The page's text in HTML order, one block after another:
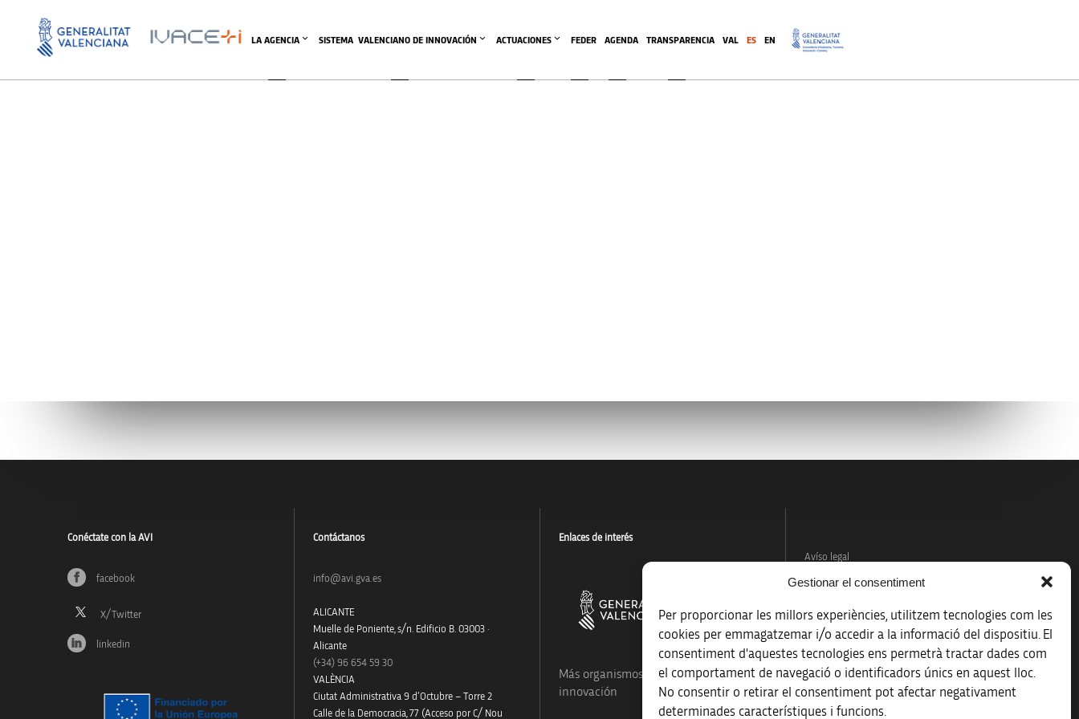
Gestionar el consentiment
Per proporcionar les millors experiències, utilitzem tecnologies com les
cookies per emmagatzemar i/o accedir a la informació del dispositiu. El
consentiment d'aquestes tecnologies ens permetrà tractar dades com
el comportament de navegació o identificadors únics en aquest lloc.
No consentir o retirar el consentiment pot afectar negativament
determinades característiques i funcions.
LA AGENCIA SISTEMA  VALENCIANO DE INNOVACIÓN ACTUACIONES FEDER AGENDA TRANSPARENCIA .
VAL ES EN
Conéctate con la AVI
facebook
linkedin
Contáctanos
info@avi.gva.es
ALICANTE
Muelle de Poniente, s/n. Edificio B. 03003 ·
Alicante
(+34) 96 654 59 30
VALÈNCIA
Ciutat Administrativa 9 d’Octubre – Torre 2
Calle de la Democracia, 77 (Acceso por C/ Nou
Enlaces de interés
Más organismos que apoyan a la
innovación
Avíso legal
Registro de actividades de tratamiento
Créditos
Accesibilidad